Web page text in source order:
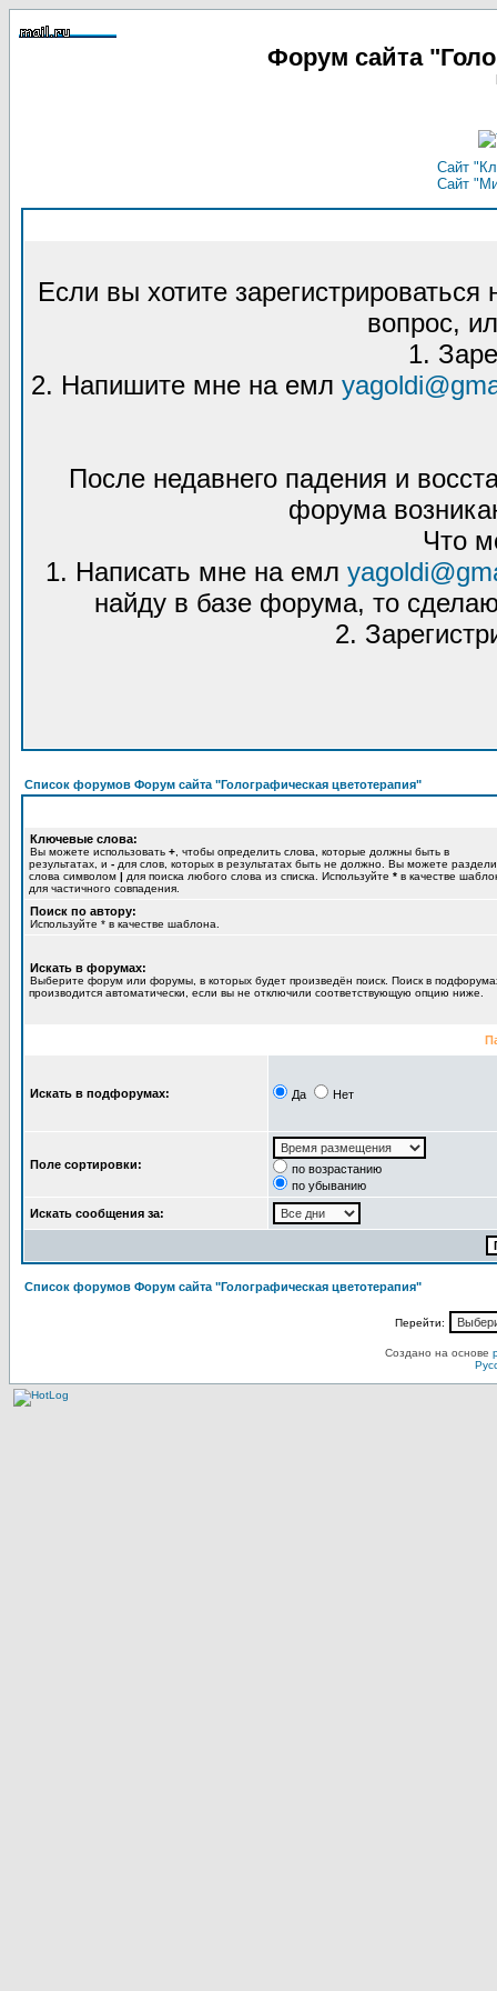
Форум сайта
Сайт
Сайт
Если вы хотите
вопрос,
1.
2. Напишите мне на емл
После недавнего падения и
форума
Что
1. Написать мне на емл
найду в базе форума, то
2.
Список форумов Форум сайта "Голографическая цветотерапия"
Ключевые слова:
Вы можете использовать + , чтобы определить слова, которые должны быть в
результатах, и - для слов, которых в результатах быть не должно. Вы можете
слова символом | для поиска любого слова из списка. Используйте * в качестве
для частичного совпадения.
Поиск по автору:
Используйте * в качестве шаблона.
Искать в форумах:
Выберите форум или форумы, в которых будет произведён поиск. Поиск в
производится автоматически, если вы не отключили соответствующую опцию ниже.
Искать в подфорумах: Да Нет
Поле сортировки:
по возрастанию
по убыванию
Искать сообщения за:
Список форумов Форум сайта "Голографическая цветотерапия"
Перейти:
Создано на основе